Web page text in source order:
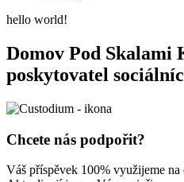
hello world!
Domov Pod Skalami
poskytovatel
Chcete nás podpořit?
Váš příspěvek 100% využijeme na